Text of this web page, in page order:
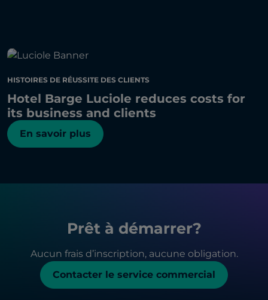
HISTOIRES DE RÉUSSITE DES CLIENTS
Hotel Barge Luciole reduces costs for
its business and clients
En savoir plus
Prêt à démarrer?
Aucun frais d’inscription, aucune obligation.
Contacter le service commercial